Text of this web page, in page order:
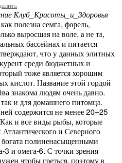
Клуб_Красоты_и_Здоровья
полезна семга, форель,
выросшая на воле, а не та,
бассейнах и питается
что у данных элитных
среди бюджетных и
тоже является хорошим
кислот. Название этой гордой
людям очень давно.
и для домашнего питомца.
содержится не менее 20–25
Как и все виды рыбы, которые
и Северного
полиненасыщенными
и омега-6. С точки зрения
чтобы греться, поэтому в